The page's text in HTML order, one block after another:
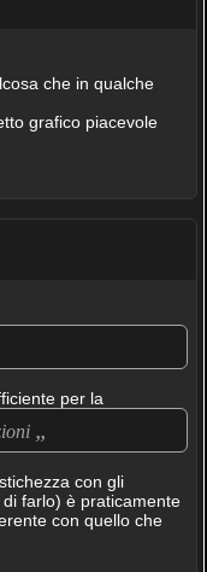
che in qualche
grafico piacevole
per la
„
con gli
farlo) è praticamente
con quello che